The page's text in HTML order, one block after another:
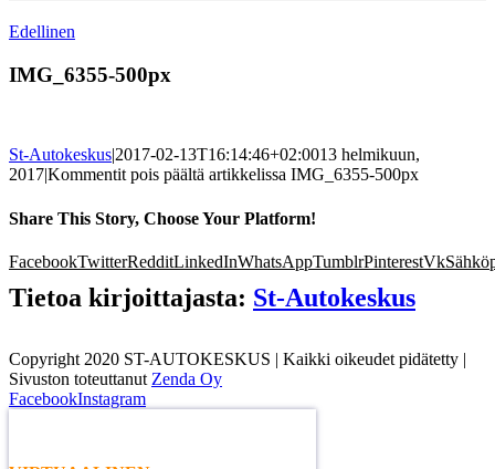
Edellinen
IMG_6355-500px
St-Autokeskus|2017-02-13T16:14:46+02:0013 helmikuun,
2017|Kommentit pois päältä artikkelissa IMG_6355-500px
Share This Story, Choose Your Platform!
FacebookTwitterRedditLinkedInWhatsAppTumblrPinterestVk
Tietoa kirjoittajasta: St-Autokeskus
Copyright 2020 ST-AUTOKESKUS | Kaikki oikeudet pidätetty |
Sivuston toteuttanut Zenda Oy
FacebookInstagram